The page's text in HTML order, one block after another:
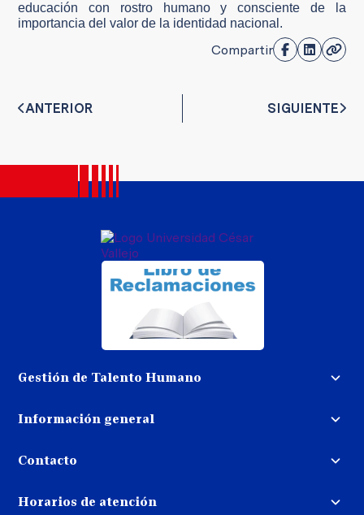
educación con rostro humano y consciente de la
importancia del valor de la identidad nacional.
Compartir
ANTERIOR SIGUIENTE
Gestión de Talento Humano
Trabaja con nosotros
Información general
dinero
Libro de reclamaciones
Contacto
llamando al:
Horarios de atención